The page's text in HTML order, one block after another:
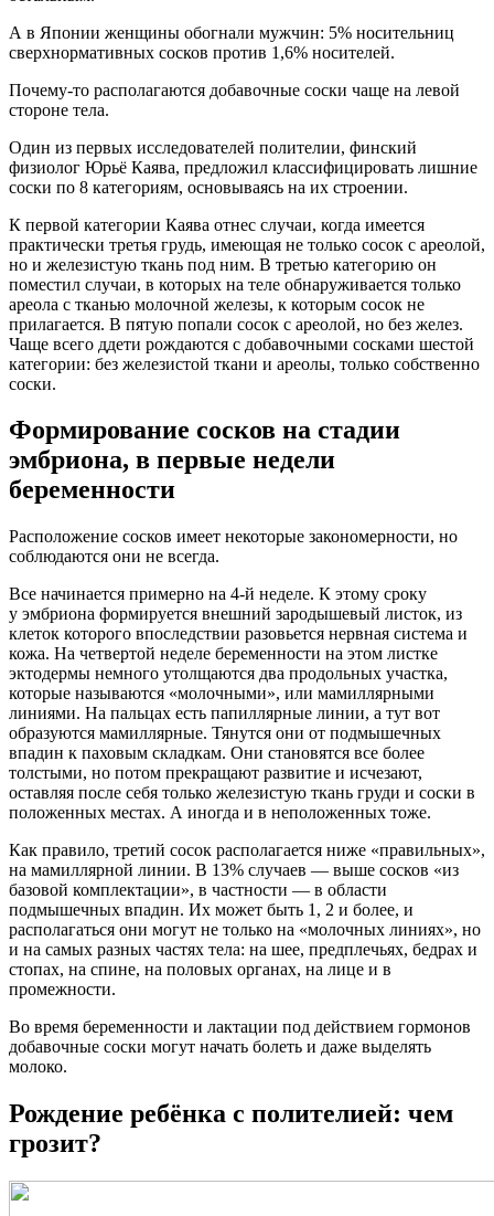
А в Японии женщины обогнали мужчин: 5% носительниц
сверхнормативных сосков против 1,6% носителей.
Почему-то располагаются добавочные соски чаще на левой
стороне тела.
Один из первых исследователей полителии, финский
физиолог Юрьё Каява, предложил классифицировать лишние
соски по 8 категориям, основываясь на их строении.
К первой категории Каява отнес случаи, когда имеется
практически третья грудь, имеющая не только сосок с ареолой,
но и железистую ткань под ним. В третью категорию он
поместил случаи, в которых на теле обнаруживается только
ареола с тканью молочной железы, к которым сосок не
прилагается. В пятую попали сосок с ареолой, но без желез.
Чаще всего ддети рождаются с добавочными сосками шестой
категории: без железистой ткани и ареолы, только собственно
соски.
Формирование сосков на стадии
эмбриона, в первые недели
беременности
Расположение сосков имеет некоторые закономерности, но
соблюдаются они не всегда.
Все начинается примерно на 4-й неделе. К этому сроку
у эмбриона формируется внешний зародышевый листок, из
клеток которого впоследствии разовьется нервная система и
кожа. На четвертой неделе беременности на этом листке
эктодермы немного утолщаются два продольных участка,
которые называются «молочными», или мамиллярными
линиями. На пальцах есть папиллярные линии, а тут вот
образуются мамиллярные. Тянутся они от подмышечных
впадин к паховым складкам. Они становятся все более
толстыми, но потом прекращают развитие и исчезают,
оставляя после себя только железистую ткань груди и соски в
положенных местах. А иногда и в неположенных тоже.
Как правило, третий сосок располагается ниже «правильных»,
на мамиллярной линии. В 13% случаев — выше сосков «из
базовой комплектации», в частности — в области
подмышечных впадин. Их может быть 1, 2 и более, и
располагаться они могут не только на «молочных линиях», но
и на самых разных частях тела: на шее, предплечьях, бедрах и
стопах, на спине, на половых органах, на лице и в
промежности.
Во время беременности и лактации под действием гормонов
добавочные соски могут начать болеть и даже выделять
молоко.
Рождение ребёнка с полителией: чем
грозит?